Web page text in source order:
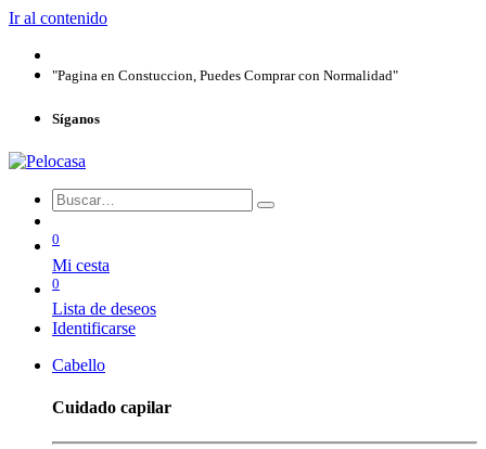
Ir al contenido
"Pagina en Constuccion, Puedes Comprar con Normalidad"
Síganos
0
Mi cesta
0
Lista de deseos
Identificarse
Cabello
Cuidado capilar